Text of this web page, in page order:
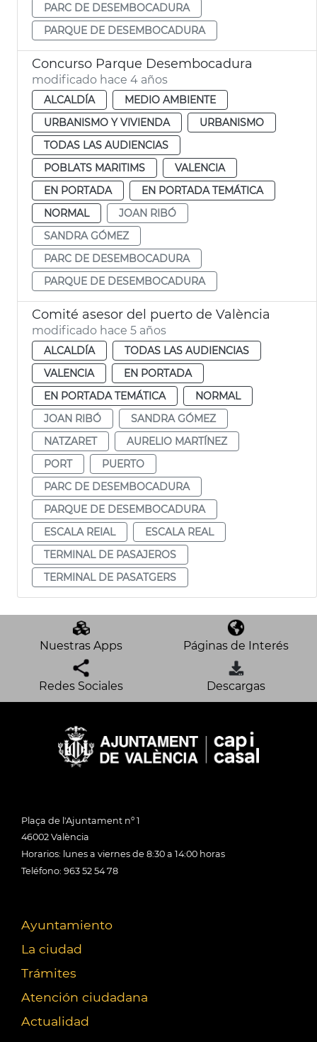
PARC DE DESEMBOCADURA
PARQUE DE DESEMBOCADURA
Concurso Parque Desembocadura
modificado hace 4 años
ALCALDÍA
MEDIO AMBIENTE
URBANISMO Y VIVIENDA
URBANISMO
TODAS LAS AUDIENCIAS
POBLATS MARITIMS
VALENCIA
EN PORTADA
EN PORTADA TEMÁTICA
NORMAL
JOAN RIBÓ
SANDRA GÓMEZ
PARC DE DESEMBOCADURA
PARQUE DE DESEMBOCADURA
Comité asesor del puerto de València
modificado hace 5 años
ALCALDÍA
TODAS LAS AUDIENCIAS
VALENCIA
EN PORTADA
EN PORTADA TEMÁTICA
NORMAL
JOAN RIBÓ
SANDRA GÓMEZ
NATZARET
AURELIO MARTÍNEZ
PORT
PUERTO
PARC DE DESEMBOCADURA
PARQUE DE DESEMBOCADURA
ESCALA REIAL
ESCALA REAL
TERMINAL DE PASAJEROS
TERMINAL DE PASATGERS
Nuestras Apps Páginas de Interés
Redes Sociales Descargas
Plaça de l'Ajuntament nº 1
46002 València
Horarios: lunes a viernes de 8:30 a 14:00 horas
Teléfono: 963 52 54 78
Ayuntamiento
La ciudad
Trámites
Atención ciudadana
Actualidad